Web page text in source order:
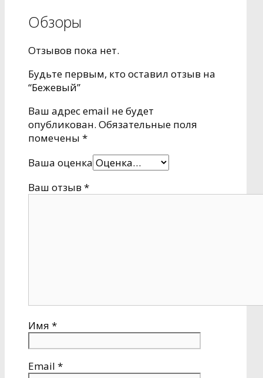
Обзоры
Отзывов пока нет.
Будьте первым, кто оставил отзыв на
“Бежевый”
Ваш адрес email не будет
опубликован. Обязательные поля
помечены *
Ваша оценка
Ваш отзыв *
Имя *
Email *